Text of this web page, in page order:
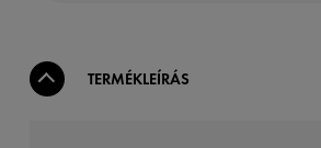
TERMÉKLEÍRÁS